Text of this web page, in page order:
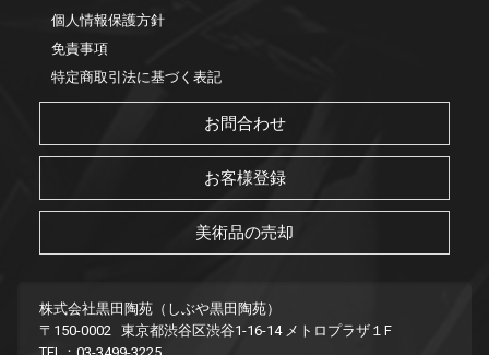
個人情報保護方針
免責事項
特定商取引法に基づく表記
お問合わせ
お客様登録
美術品の売却
株式会社黒田陶苑（しぶや黒田陶苑）
〒150-0002 東京都渋谷区渋谷1-16-14 メトロプラザ１F